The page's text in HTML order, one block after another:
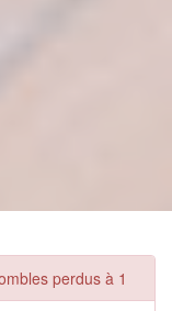
perdus à 1